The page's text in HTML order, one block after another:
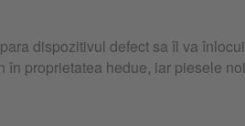
dispozitivul defect sa îl va
proprietatea hedue, iar piesele